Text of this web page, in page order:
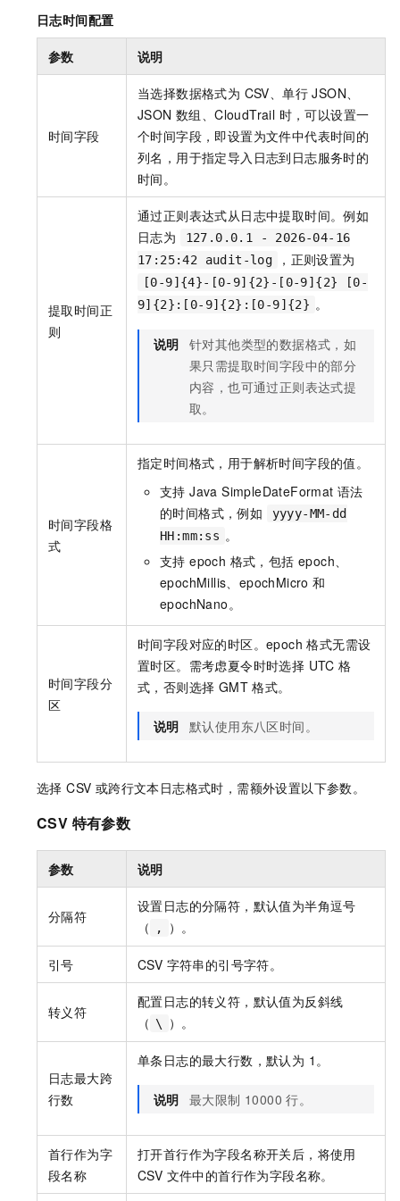
日志时间配置
参数 说明
时间字段
当选择数据格式为 CSV、单行 JSON、
JSON 数组、CloudTrail 时，可以设置一
个时间字段，即设置为文件中代表时间的
列名，用于指定导入日志到日志服务时的
时间。
提取时间正
则
通过正则表达式从日志中提取时间。例如
日志为
127.0.0.1 - 2026-04-16
17:25:42 audit-log
，正则设置为
[0-9]{4}-[0-9]{2}-[0-9]{2} [0-
9]{2}:[0-9]{2}:[0-9]{2} 。
说明 针对其他类型的数据格式，如
果只需提取时间字段中的部分
内容，也可通过正则表达式提
取。
时间字段格
式
指定时间格式，用于解析时间字段的值。
支持 Java SimpleDateFormat 语法
的时间格式，例如
yyyy-MM-dd
HH:mm:ss 。
支持 epoch 格式，包括 epoch、
epochMillis、epochMicro 和
epochNano。
时间字段分
区
时间字段对应的时区。epoch 格式无需设
置时区。需考虑夏令时时选择 UTC 格
式，否则选择 GMT 格式。
说明 默认使用东八区时间。
选择 CSV 或跨行文本日志格式时，需额外设置以下参数。
CSV 特有参数
参数 说明
分隔符
设置日志的分隔符，默认值为半角逗号
（
, ）。
引号 CSV 字符串的引号字符。
转义符
配置日志的转义符，默认值为反斜线
（ \ ）。
日志最大跨
行数
单条日志的最大行数，默认为 1。
说明 最大限制 10000 行。
首行作为字
段名称
打开首行作为字段名称开关后，将使用
CSV 文件中的首行作为字段名称。